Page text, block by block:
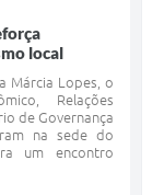
local
Márcia Lopes, o
Relações
de Governança
na sede do
um encontro